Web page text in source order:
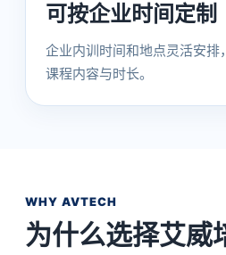
可按企业时间定制
企业内训时间和地点灵活安排
课程内容与时长。
WHY AVTECH
为什么选择艾威